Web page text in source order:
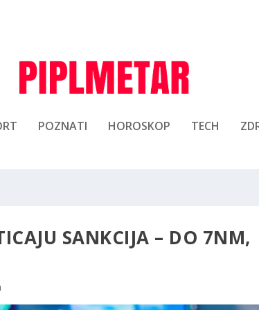
POZNATI HOROSKOP TECH
SANKCIJA – DO 7NM,